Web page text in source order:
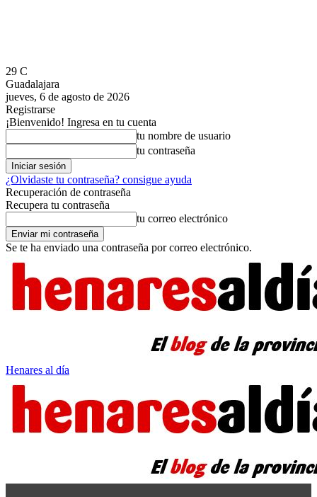
29 C
Guadalajara
jueves, 6 de agosto de 2026
Registrarse
¡Bienvenido! Ingresa en tu cuenta
tu nombre de usuario
tu contraseña
¿Olvidaste tu contraseña? consigue ayuda
Recuperación de contraseña
Recupera tu contraseña
tu correo electrónico
Se te ha enviado una contraseña por correo electrónico.
Henares al día